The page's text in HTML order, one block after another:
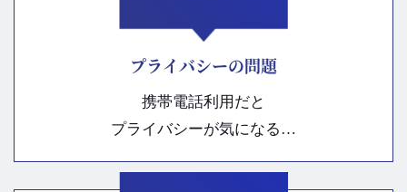
プライバシーの問題
携帯電話利用だと
プライバシーが気になる…